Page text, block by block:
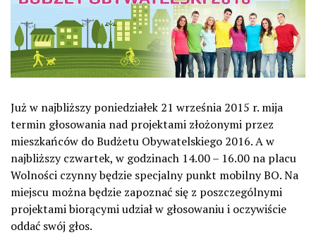
Już w najbliższy poniedziałek 21 września 2015 r. mija
termin głosowania nad projektami złożonymi przez
mieszkańców do Budżetu Obywatelskiego 2016. A w
najbliższy czwartek, w godzinach 14.00 – 16.00 na placu
Wolności czynny będzie specjalny punkt mobilny BO. Na
miejscu można będzie zapoznać się z poszczególnymi
projektami biorącymi udział w głosowaniu i oczywiście
oddać swój głos.